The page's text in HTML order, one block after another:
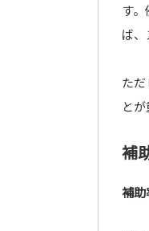
す
ば
た
とが
補
補助